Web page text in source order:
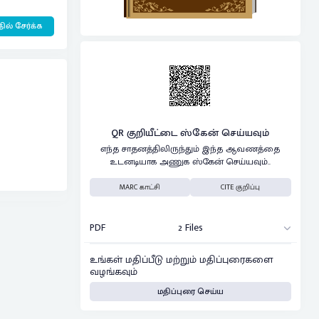
சேர்க்க
QR குறியீட்டை ஸ்கேன் செய்யவும்
எந்த சாதனத்திலிருந்தும் இந்த ஆவணத்தை
உடனடியாக அணுக ஸ்கேன் செய்யவும்..
MARC காட்சி CITE குறிப்பு
PDF 2 Files
உங்கள் மதிப்பீடு மற்றும் மதிப்புரைகளை
வழங்கவும்
மதிப்புரை செய்ய